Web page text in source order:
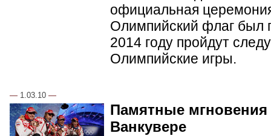
официальная
Олимпийский флаг был
2014 году пройдут
Олимпийские игры.
— 1.03.10 —
Памятные
Ванкувере